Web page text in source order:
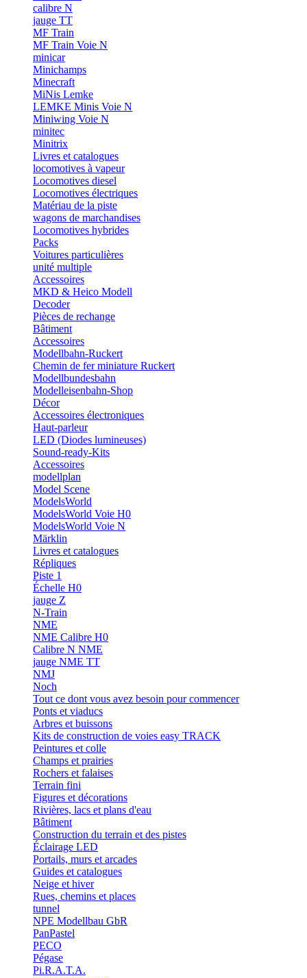
calibre N
jauge TT
MF Train
MF Train Voie N
minicar
Minichamps
Minecraft
MiNis Lemke
LEMKE Minis Voie N
Miniwing Voie N
minitec
Minitrix
Livres et catalogues
locomotives à vapeur
Locomotives diesel
Locomotives électriques
Matériau de la piste
wagons de marchandises
Locomotives hybrides
Packs
Voitures particulières
unité multiple
Accessoires
MKD & Heico Modell
Decoder
Pièces de rechange
Bâtiment
Accessoires
Modellbahn-Ruckert
Chemin de fer miniature Ruckert
Modellbundesbahn
Modelleisenbahn-Shop
Décor
Accessoires électroniques
Haut-parleur
LED (Diodes lumineuses)
Sound-ready-Kits
Accessoires
modellplan
Model Scene
ModelsWorld
ModelsWorld Voie H0
ModelsWorld Voie N
Märklin
Livres et catalogues
Répliques
Piste 1
Échelle H0
jauge Z
N-Train
NME
NME Calibre H0
Calibre N NME
jauge NME TT
NMJ
Noch
Tout ce dont vous avez besoin pour commencer
Ponts et viaducs
Arbres et buissons
Kits de construction de voies easy TRACK
Peintures et colle
Champs et prairies
Rochers et falaises
Terrain fini
Figures et décorations
Rivières, lacs et plans d'eau
Bâtiment
Construction du terrain et des pistes
Éclairage LED
Portails, murs et arcades
Guides et catalogues
Neige et hiver
Rues, chemins et places
tunnel
NPE Modellbau GbR
PanPastel
PECO
Pégase
Pi.R.A.T.A.